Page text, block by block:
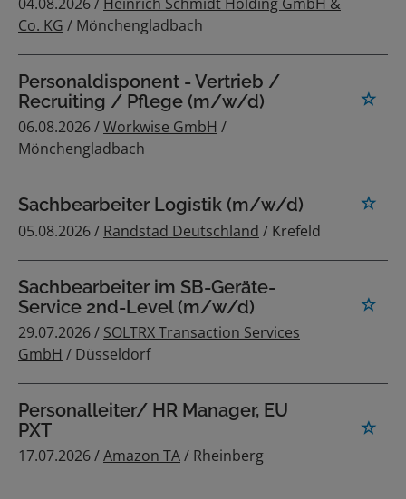
Co. KG / Mönchengladbach
Personaldisponent - Vertrieb /
Recruiting / Pflege (m/w/d)
06.08.2026 /Workwise GmbH /
Mönchengladbach
Sachbearbeiter Logistik (m/w/d)
05.08.2026 / Randstad Deutschland / Krefeld
Sachbearbeiter im SB-Geräte-
Service 2nd-Level (m/w/d)
29.07.2026 / SOLTRX Transaction Services
GmbH / Düsseldorf
Personalleiter/ HR Manager, EU
PXT
17.07.2026 /Amazon TA/ Rheinberg